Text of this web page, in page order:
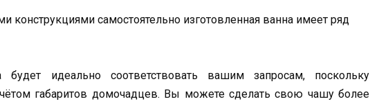
конструкциями самостоятельно изготовленная ванна имеет ряд
будет идеально соответствовать вашим запросам, поскольку
габаритов домочадцев. Вы можете сделать свою чашу более